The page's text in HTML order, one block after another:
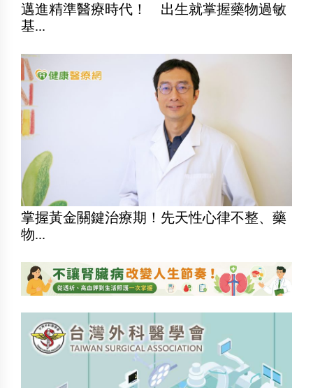
邁進精準醫療時代！ 出生就掌握藥物過敏
基...
掌握黃金關鍵治療期！先天性心律不整、藥
物...